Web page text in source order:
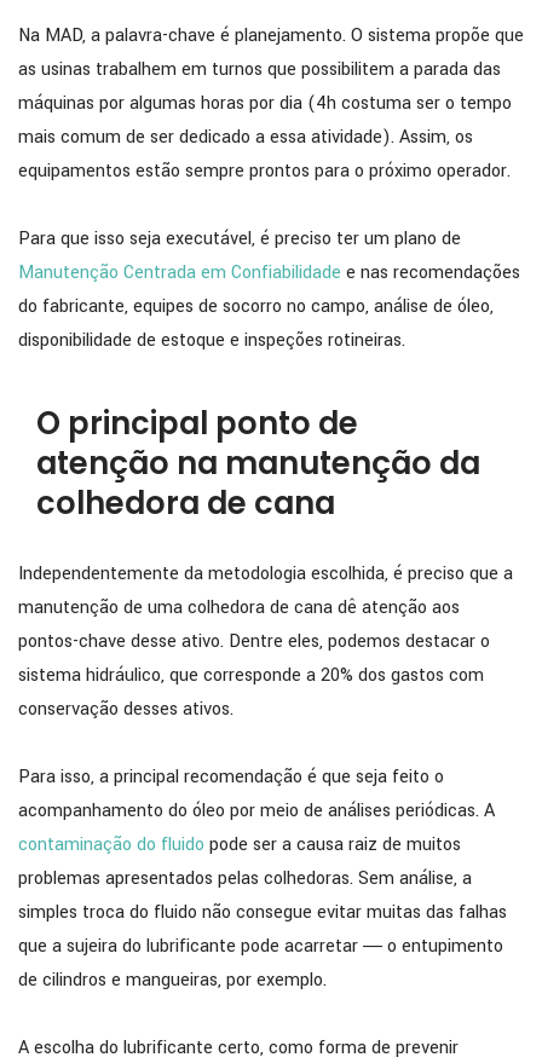
Na MAD, a palavra-chave é planejamento. O sistema propõe que
as usinas trabalhem em turnos que possibilitem a parada das
máquinas por algumas horas por dia (4h costuma ser o tempo
mais comum de ser dedicado a essa atividade). Assim, os
equipamentos estão sempre prontos para o próximo operador.
Para que isso seja executável, é preciso ter um plano de
Manutenção Centrada em Confiabilidade e nas recomendações
do fabricante, equipes de socorro no campo, análise de óleo,
disponibilidade de estoque e inspeções rotineiras.
O principal ponto de
atenção na manutenção da
colhedora de cana
Independentemente da metodologia escolhida, é preciso que a
manutenção de uma colhedora de cana dê atenção aos
pontos-chave desse ativo. Dentre eles, podemos destacar o
sistema hidráulico, que corresponde a 20% dos gastos com
conservação desses ativos.
Para isso, a principal recomendação é que seja feito o
acompanhamento do óleo por meio de análises periódicas. A
contaminação do fluido pode ser a causa raiz de muitos
problemas apresentados pelas colhedoras. Sem análise, a
simples troca do fluido não consegue evitar muitas das falhas
que a sujeira do lubrificante pode acarretar ― o entupimento
de cilindros e mangueiras, por exemplo.
A escolha do lubrificante certo, como forma de prevenir